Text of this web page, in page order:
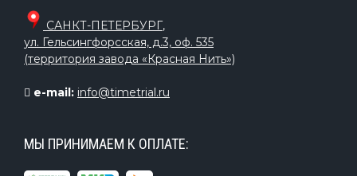
САНКТ-ПЕТЕРБУРГ,
ул. Гельсингфорсская, д.3, оф. 535
(территория завода «Красная Нить»)
e-mail: info@timetrial.ru
МЫ ПРИНИМАЕМ К ОПЛАТЕ: